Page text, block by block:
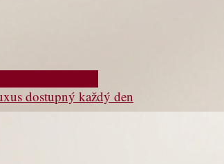
dostupný každý den